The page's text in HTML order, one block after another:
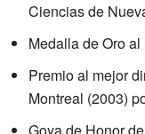
Ciencias de
Medalla de Oro
Premio al mejor
Montreal (2003)